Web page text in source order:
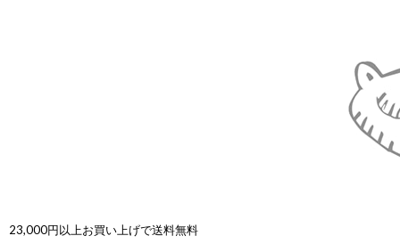
23,000円以上お買い上げで送料無料